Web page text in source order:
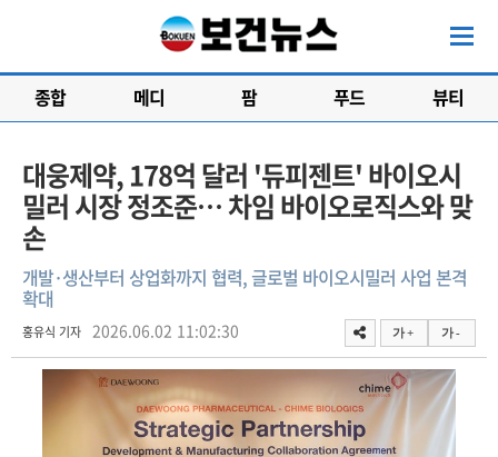
종합 메디 팜 푸드 뷰티
대웅제약, 178억 달러 '듀피젠트' 바이오시
밀러 시장 정조준… 차임 바이오로직스와 맞
손
개발·생산부터 상업화까지 협력, 글로벌 바이오시밀러 사업 본격
확대
홍유식 기자 2026.06.02 11:02:30 가 + 가 -